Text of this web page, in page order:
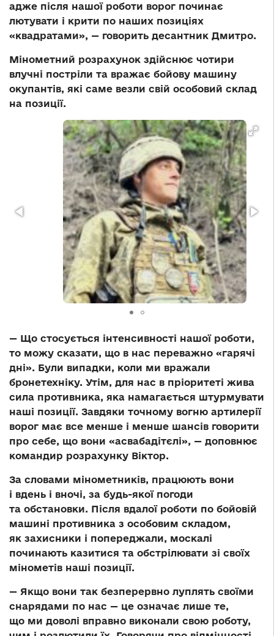
адже після нашої роботи ворог починає
лютувати і крити по наших позиціях
«квадратами», — говорить десантник Дмитро.
Мінометний розрахунок здійснює чотири
влучні постріли та вражає бойову машину
окупантів, які саме везли свій особовий склад
на позиції.
— Що стосується інтенсивності нашої роботи,
то можу сказати, що в нас переважно «гарячі
дні». Були випадки, коли ми вражали
бронетехніку. Утім, для нас в пріоритеті жива
сила противника, яка намагається штурмувати
наші позиції. Завдяки точному вогню артилерії
ворог має все менше і менше шансів говорити
про себе, що вони «асвабадітєлі», — доповнює
командир розрахунку Віктор.
За словами мінометників, працюють вони
і вдень і вночі, за будь-якої погоди
та обстановки. Після вдалої роботи по бойовій
машині противника з особовим складом,
як захисники і попереджали, москалі
починають казитися та обстрілювати зі своїх
мінометів наші позиції.
— Якщо вони так безперервно луплять своїми
снарядами по нас — це означає лише те,
що ми доволі вправно виконали свою роботу,